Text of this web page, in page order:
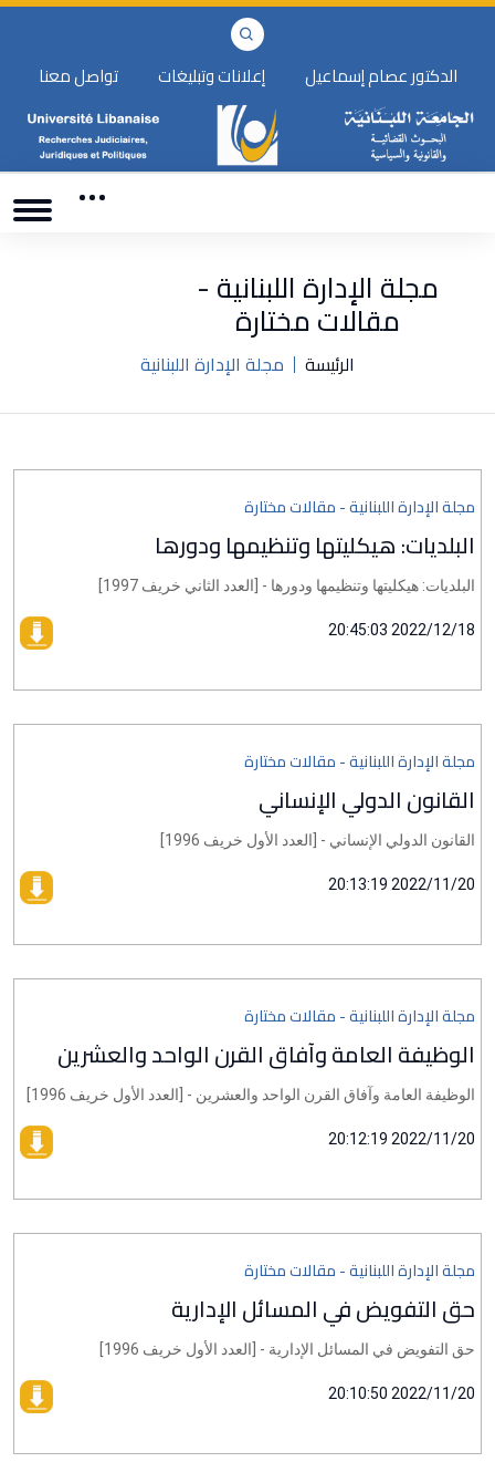
الدكتور عصام إسماعيل إعلانات وتبليغات تواصل معنا
مجلة الإدارة اللبنانية -
مقالات مختارة
الرئيسة مجلة الإدارة اللبنانية
مجلة الإدارة اللبنانية - مقالات مختارة
البلديات: هيكليتها وتنظيمها ودورها
البلديات: هيكليتها وتنظيمها ودورها - [العدد الثاني خريف 1997]
2022/12/18 20:45:03
مجلة الإدارة اللبنانية - مقالات مختارة
القانون الدولي الإنساني
القانون الدولي الإنساني - [العدد الأول خريف 1996]
2022/11/20 20:13:19
مجلة الإدارة اللبنانية - مقالات مختارة
الوظيفة العامة وآفاق القرن الواحد والعشرين
الوظيفة العامة وآفاق القرن الواحد والعشرين - [العدد الأول خريف 1996]
2022/11/20 20:12:19
مجلة الإدارة اللبنانية - مقالات مختارة
حق التفويض في المسائل الإدارية
حق التفويض في المسائل الإدارية - [العدد الأول خريف 1996]
2022/11/20 20:10:50